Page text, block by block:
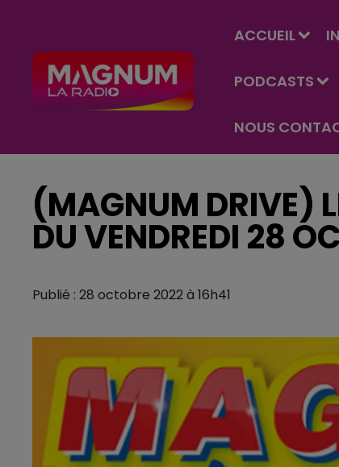
ACCUEIL
PODCASTS
NOUS
(MAGNUM DRIVE)
DU VENDREDI 28
Publié : 28 octobre 2022 à 16h41